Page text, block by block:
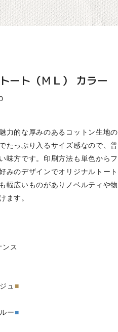
ート（ＭＬ） カラー
力的な厚みのあるコットン生地
たっぷり入るサイズ感なので、
味方です。印刷方法も単色から
みのデザインでオリジナルトー
幅広いものがありノベルティや
ます。
ンス
ュ ■
ー■